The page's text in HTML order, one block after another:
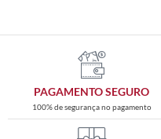
PAGAMENTO SEGURO
100% de segurança no pagamento